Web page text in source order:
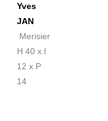
Yves
JAN
Merisier
H 40 x l
12 x P
14